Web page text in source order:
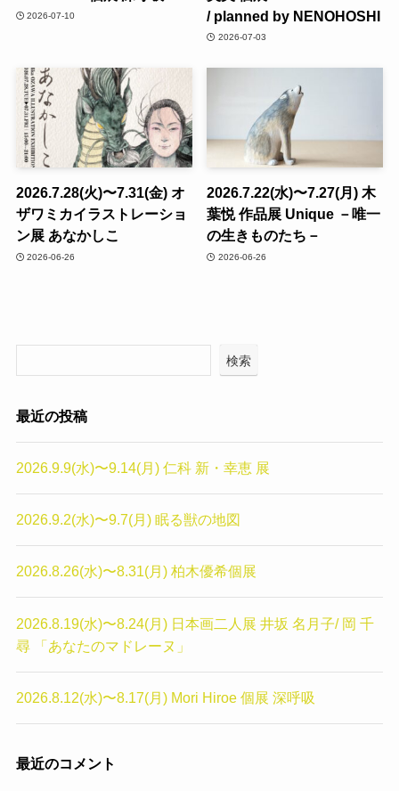
2026-07-10
/ planned by NENOHOSHI
2026-07-03
2026.7.28(火)〜7.31(金) オ
ザワミカイラストレーショ
ン展 あなかしこ
2026-06-26
2026.7.22(水)〜7.27(月) 木
葉悦 作品展 Unique －唯一
の生きものたち－
2026-06-26
検索
最近の投稿
2026.9.9(水)〜9.14(月) 仁科 新・幸恵 展
2026.9.2(水)〜9.7(月) 眠る獣の地図
2026.8.26(水)〜8.31(月) 柏木優希個展
2026.8.19(水)〜8.24(月) 日本画二人展 井坂 名月子/ 岡 千
尋 「あなたのマドレーヌ」
2026.8.12(水)〜8.17(月) Mori Hiroe 個展 深呼吸
最近のコメント